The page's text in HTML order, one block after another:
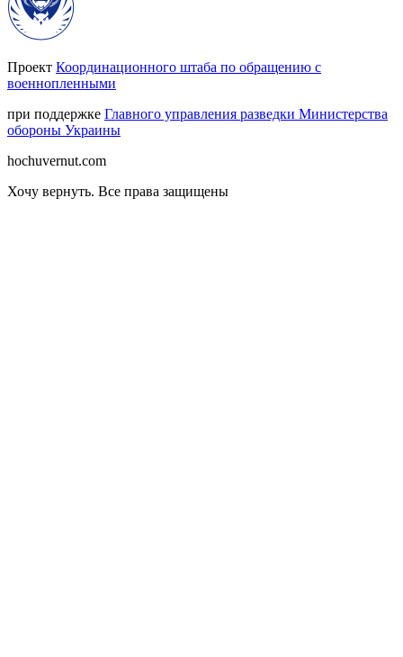
Проект Координационного штаба по обращению с
военнопленными
при поддержке Главного управления разведки Министерства
обороны Украины
hochuvernut.com
Хочу вернуть. Все права защищены